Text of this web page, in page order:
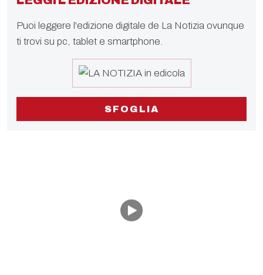
Puoi leggere l'edizione digitale de La Notizia ovunque
ti trovi su pc, tablet e smartphone.
SFOGLIA